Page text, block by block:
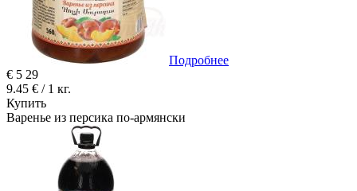
Подробнее
€ 5 29
9.45 € / 1 кг.
Купить
Варенье из персика по-армянски